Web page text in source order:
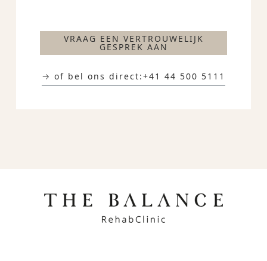
VRAAG EEN VERTROUWELIJK
GESPREK AAN
→ of bel ons direct:+41 44 500 5111